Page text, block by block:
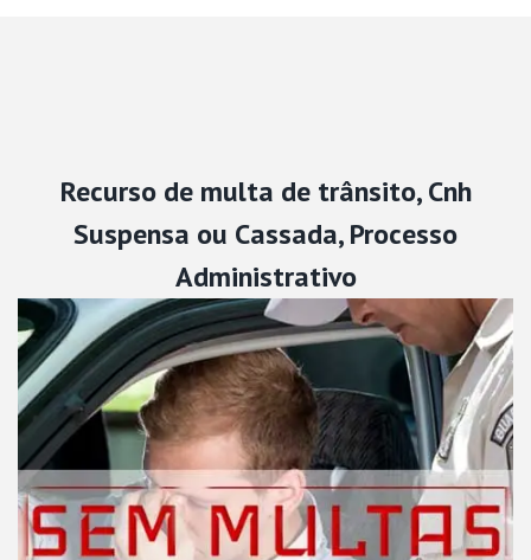
Recurso de multa de trânsito, Cnh
Suspensa ou Cassada, Processo
Administrativo